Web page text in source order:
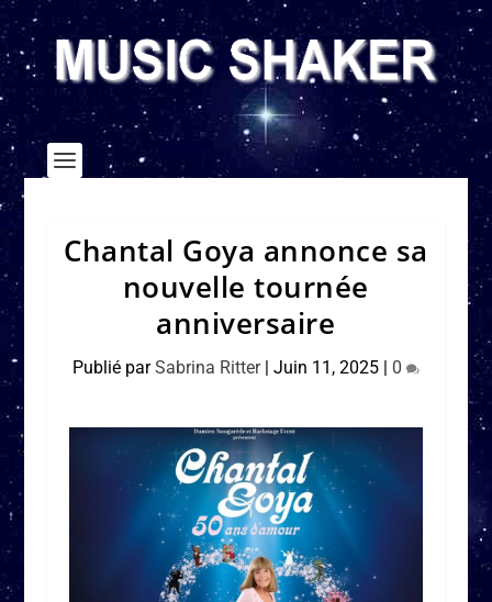
Chantal Goya annonce sa
nouvelle tournée
anniversaire
Publié parSabrina Ritter| Juin 11, 2025| 0